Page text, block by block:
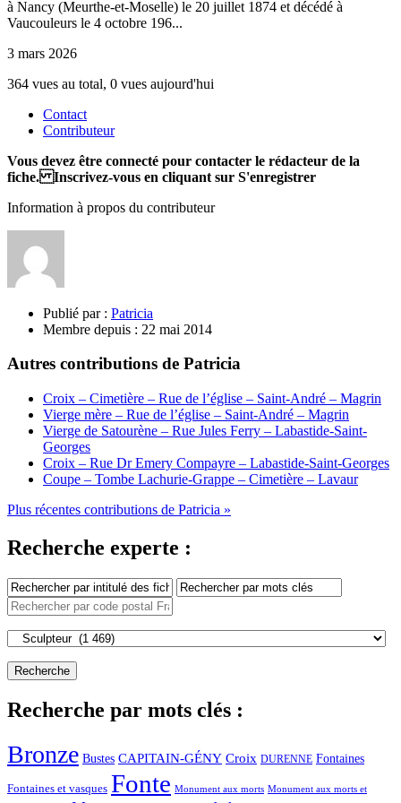
à Nancy (Meurthe-et-Moselle) le 20 juillet 1874 et décédé à
Vaucouleurs le 4 octobre 196...
3 mars 2026
364 vues au total, 0 vues aujourd'hui
Contact
Contributeur
Vous devez être connecté pour contacter le rédacteur de la
fiche. Inscrivez-vous en cliquant sur S'enregistrer
Information à propos du contributeur
Publié par : Patricia
Membre depuis : 22 mai 2014
Autres contributions de Patricia
Croix – Cimetière – Rue de l’église – Saint-André – Magrin
Vierge mère – Rue de l’église – Saint-André – Magrin
Vierge de Satourène – Rue Jules Ferry – Labastide-Saint-
Georges
Croix – Rue Dr Emery Compayre – Labastide-Saint-Georges
Coupe – Tombe Lachurie-Grappe – Cimetière – Lavaur
Plus récentes contributions de Patricia »
Recherche experte :
Recherche par mots clés :
Bronze Bustes CAPITAIN-GÉNY Croix DURENNE Fontaines
Fontaines et vasques Fonte Monument aux morts Monument aux morts et